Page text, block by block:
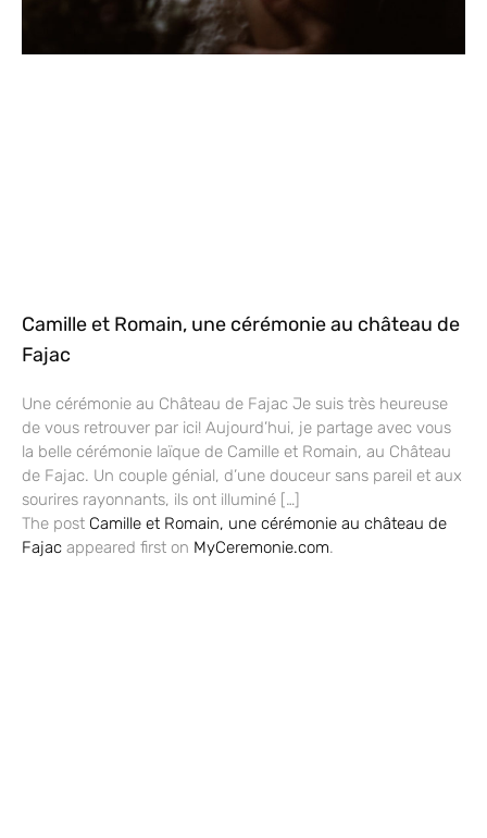
Camille et Romain, une cérémonie au château de
Fajac
Une cérémonie au Château de Fajac Je suis très heureuse
de vous retrouver par ici! Aujourd’hui, je partage avec vous
la belle cérémonie laïque de Camille et Romain, au Château
de Fajac. Un couple génial, d’une douceur sans pareil et aux
sourires rayonnants, ils ont illuminé […]
The post Camille et Romain, une cérémonie au château de
Fajac appeared first on MyCeremonie.com.